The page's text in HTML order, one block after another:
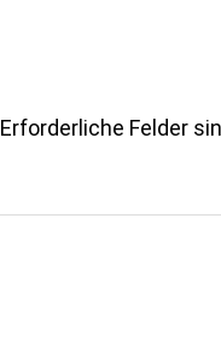
Erforderliche Felder